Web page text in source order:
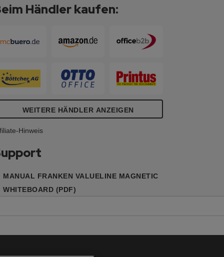
Ecken ist einfach und kann wahlweise
Hoch- oder Querformat erfolgen.
Händler kaufen:
WEITERE HÄNDLER ANZEIGEN
Hinweis
MANUAL FRANKEN VALUELINE MAGNETIC
WHITEBOARD (PDF)